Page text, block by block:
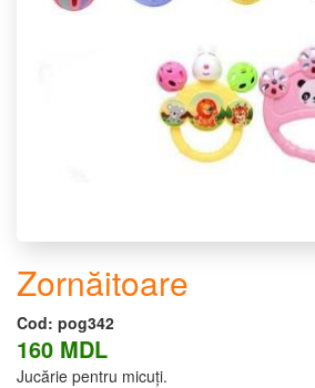
Zornăitoare
Cod: pog342
160 MDL
Jucărie pentru micuți.